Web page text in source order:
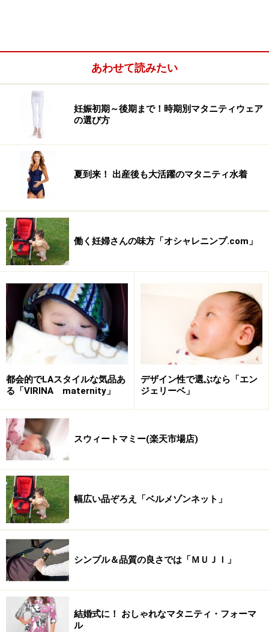
あわせて読みたい
妊娠初期～後期まで！時期別マタニティウェア
の選び方
夏到来！ 出産後も大活躍のマタニティ水着
働く妊婦さんの味方「オシャレニンプ.com」
都会的でLAスタイルな気品あ
る「VIRINA maternity」
デザイン性で選ぶなら「エン
ジェリーベ」
スウィートマミー(楽天市場店)
幅広い品ぞろえ「ベルメゾンネット」
シンプル＆品質の良さでは「ＭＵＪＩ」
結婚式に！ おしゃれなマタニティ・フォーマ
ル